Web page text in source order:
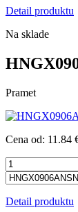
Detail produktu
Na sklade
Pramet
Cena od: 11.84
Detail produktu